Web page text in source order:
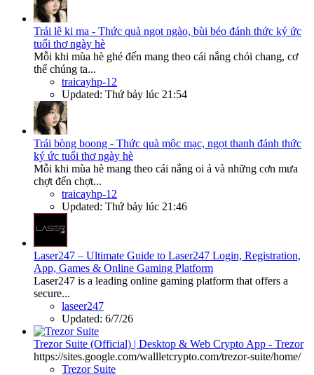
Trái lê ki ma - Thức quà ngọt ngào, bùi béo đánh thức ký ức
tuổi thơ ngày hè
Mỗi khi mùa hè ghé đến mang theo cái nắng chói chang, cơ
thể chúng ta...
traicayhp-12
Updated: Thứ bảy lúc 21:54
Trái bòng boong - Thức quà mộc mạc, ngọt thanh đánh thức
ký ức tuổi thơ ngày hè
Mỗi khi mùa hè mang theo cái nắng oi ả và những cơn mưa
chợt đến chợt...
traicayhp-12
Updated: Thứ bảy lúc 21:46
Laser247 – Ultimate Guide to Laser247 Login, Registration,
App, Games & Online Gaming Platform
Laser247 is a leading online gaming platform that offers a
secure...
laseer247
Updated: 6/7/26
Trezor Suite (Official) | Desktop & Web Crypto App - Trezor
https://sites.google.com/wallletcrypto.com/trezor-suite/home/
Trezor Suite